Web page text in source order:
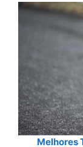
Melhores